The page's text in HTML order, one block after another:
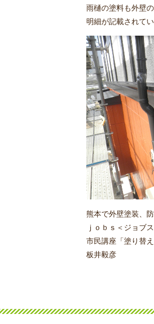
雨樋の塗料も外壁
明細が記載されて
熊本で外壁塗装、
ｊｏｂｓ＜ジョブス
市民講座「塗り替
板井毅彦